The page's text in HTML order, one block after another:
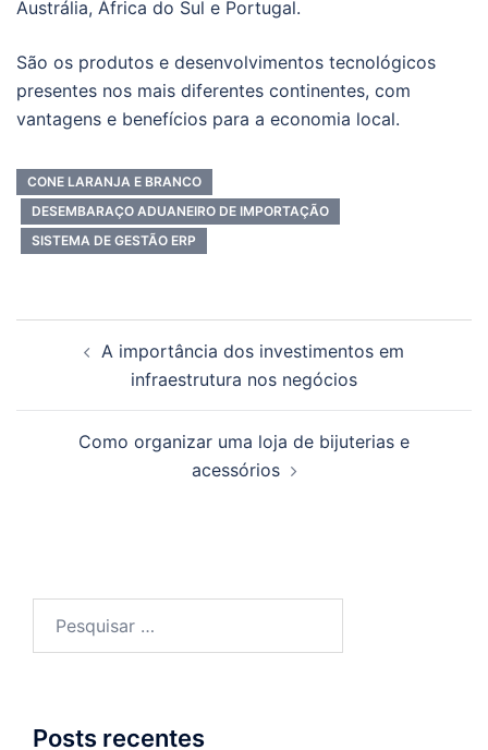
Austrália, África do Sul e Portugal.
São os produtos e desenvolvimentos tecnológicos
presentes nos mais diferentes continentes, com
vantagens e benefícios para a economia local.
CONE LARANJA E BRANCO
DESEMBARAÇO ADUANEIRO DE IMPORTAÇÃO
SISTEMA DE GESTÃO ERP
A importância dos investimentos em
infraestrutura nos negócios
Como organizar uma loja de bijuterias e
acessórios
Posts recentes